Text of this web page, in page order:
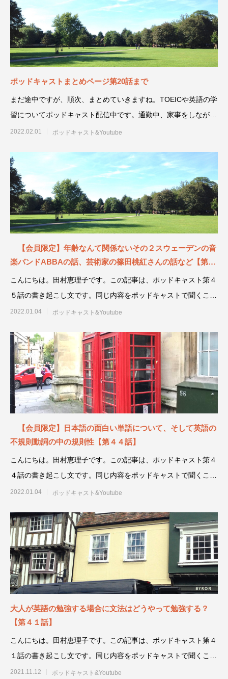
ポッドキャストまとめページ第20話まで
まだ途中ですが、順次、まとめていきますね。TOEICや英語の学
習についてポッドキャスト配信中です。通勤中、家事をしながら
等、
2022.02.01 ポッドキャスト&Youtube
【会員限定】年齢なんて関係ないその２スウェーデンの音
楽バンドABBAの話、芸術家の篠田桃紅さんの話など【第４
５話】
こんにちは。田村恵理子です。この記事は、ポッドキャスト第４
５話の書き起こし文です。同じ内容をポッドキャストで聞くこと
もできます。通勤
2022.01.04 ポッドキャスト&Youtube
【会員限定】日本語の面白い単語について、そして英語の
不規則動詞の中の規則性【第４４話】
こんにちは。田村恵理子です。この記事は、ポッドキャスト第４
４話の書き起こし文です。同じ内容をポッドキャストで聞くこと
もできます。通勤
2022.01.04 ポッドキャスト&Youtube
大人が英語の勉強する場合に文法はどうやって勉強する？
【第４１話】
こんにちは。田村恵理子です。この記事は、ポッドキャスト第４
１話の書き起こし文です。同じ内容をポッドキャストで聞くこと
もできます。通勤
2021.11.12 ポッドキャスト&Youtube